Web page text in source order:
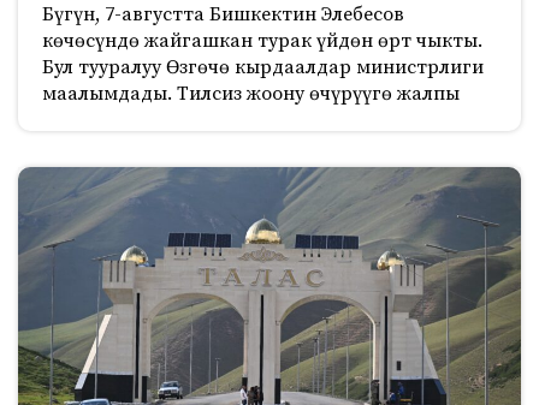
Бүгүн, 7-августта Бишкектин Элебесов
көчөсүндө жайгашкан турак үйдөн өрт чыкты.
Бул тууралуу Өзгөчө кырдаалдар министрлиги
маалымдады. Тилсиз жоону өчүрүүгө жалпы